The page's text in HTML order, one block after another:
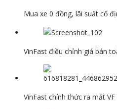
Mua xe 0 đồng, lãi suất cố
VinFast điều chỉnh giá bán
VinFast chính thức ra mắt